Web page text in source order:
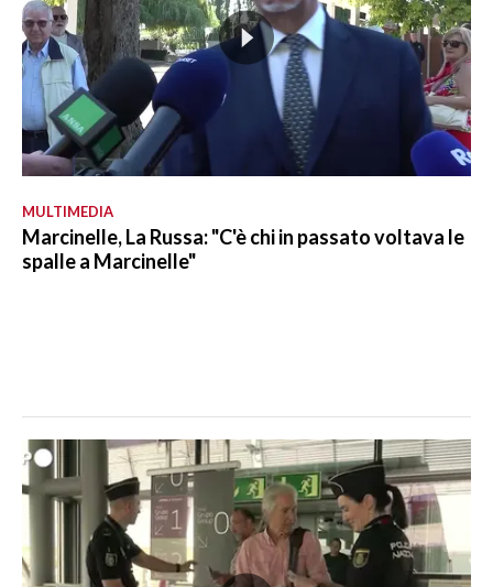
MULTIMEDIA
Marcinelle, La Russa: "C'è chi in passato voltava le
spalle a Marcinelle"